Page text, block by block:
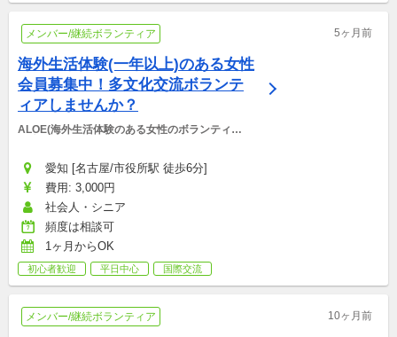
メンバー/継続ボランティア 5ヶ月前
海外生活体験(一年以上)のある女性
会員募集中！多文化交流ボランテ
ィアしませんか？
ALOE(海外生活体験のある女性のボランティア
愛知 [名古屋/市役所駅 徒歩6分]
費用: 3,000円
社会人・シニア
頻度は相談可
1ヶ月からOK
初心者歓迎 平日中心 国際交流
メンバー/継続ボランティア 10ヶ月前